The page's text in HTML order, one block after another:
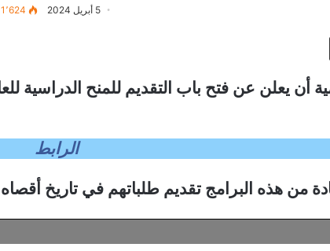
5 أبريل 2024 1٬624
الرابط
هذه البرامج تقديم طلباتهم في تاريخ أقصاه 30 أبريل 2024